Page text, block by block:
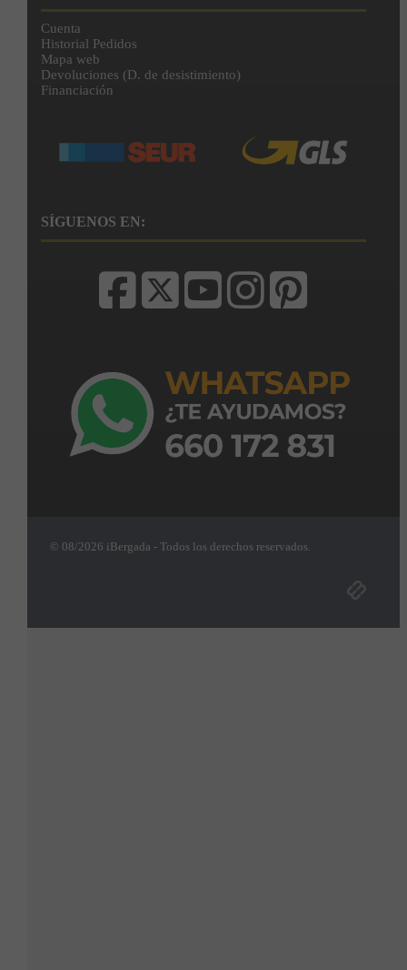
Cuenta
Historial Pedidos
Mapa web
Devoluciones (D. de desistimiento)
Financiación
SÍGUENOS EN:
© 08/2026 iBergada - Todos los derechos reservados.